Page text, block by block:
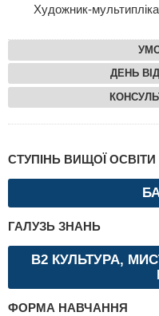
Художник-
ДЕНЬ
СТУПІНЬ ВИЩОЇ ОСВІТИ
ГАЛУЗЬ ЗНАНЬ
B2 КУЛЬТУРА,
ФОРМА НАВЧАННЯ